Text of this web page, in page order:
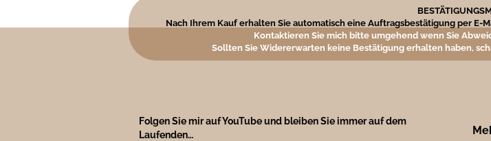
Nach Ihrem Kauf erhalten Sie automatisch eine Auftragsbestätigung per E-
Kontaktieren Sie mich bitte umgehend wenn Sie
Sollten Sie Widererwarten keine Bestätigung erhalten haben,
Folgen Sie mir auf YouTube und bleiben Sie immer auf dem
Laufenden…